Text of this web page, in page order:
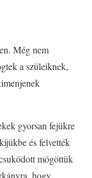
Még nem
a szüleiknek,
gyorsan fejükre
és felvették
mögöttük
hogy